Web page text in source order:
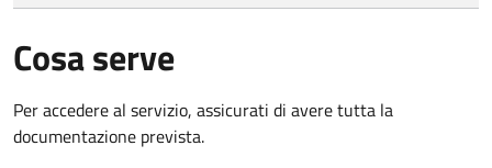
Cosa serve
Per accedere al servizio, assicurati di avere tutta la
documentazione prevista.